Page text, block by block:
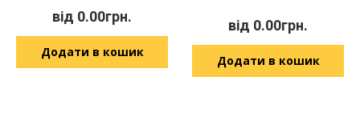
від 0.00грн.
Додати в кошик
від 0.00грн.
Додати в кошик